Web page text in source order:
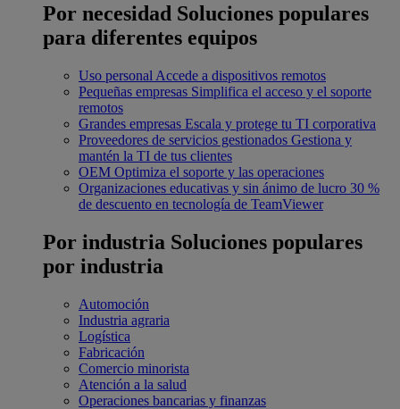
Por necesidad Soluciones populares
para diferentes equipos
Uso personal Accede a dispositivos remotos
Pequeñas empresas Simplifica el acceso y el soporte
remotos
Grandes empresas Escala y protege tu TI corporativa
Proveedores de servicios gestionados Gestiona y
mantén la TI de tus clientes
OEM Optimiza el soporte y las operaciones
Organizaciones educativas y sin ánimo de lucro 30 %
de descuento en tecnología de TeamViewer
Por industria Soluciones populares
por industria
Automoción
Industria agraria
Logística
Fabricación
Comercio minorista
Atención a la salud
Operaciones bancarias y finanzas